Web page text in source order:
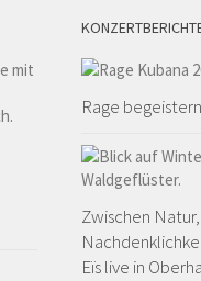
Rage
Zwischen
Eïs live in